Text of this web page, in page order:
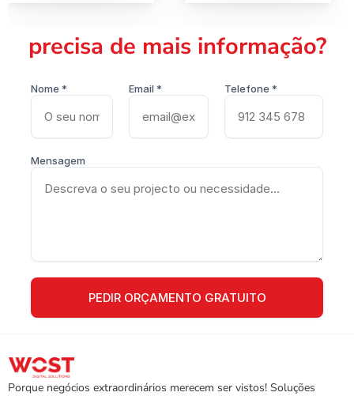
precisa de mais informação?
Nome * Email * Telefone *
Mensagem
Porque negócios extraordinários merecem ser vistos! Soluções